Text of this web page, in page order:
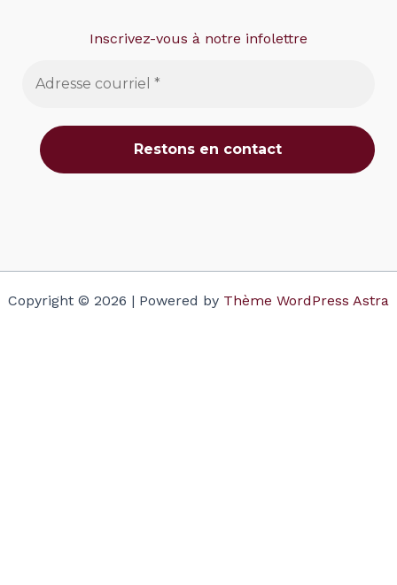
Inscrivez-vous à notre infolettre
Copyright © 2026 | Powered by Thème WordPress Astra